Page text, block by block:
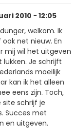
2010 - 12:05
welkom. Ik
net nieuw. En
mij wil het uitgeven
lukken. Je schrijft
moeilijk
kan ik het alleen
eens zijn. Toch,
site schrijf je
Succes met
en uitgeven.